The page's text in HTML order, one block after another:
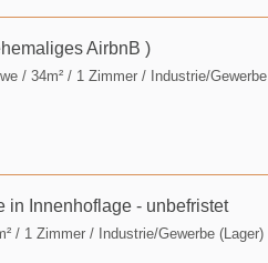
AirbnB )
/ 34m² / 1 Zimmer / Industrie/Gewerbe
in Innenhoflage - unbefristet
/ 1 Zimmer / Industrie/Gewerbe (Lager)